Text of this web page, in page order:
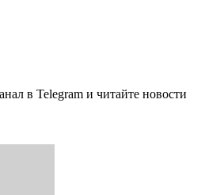
в Telegram и читайте новости